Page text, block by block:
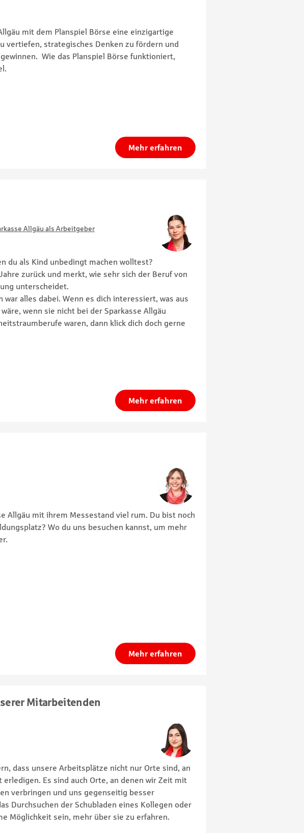
mit dem Planspiel Börse eine einzigartige
vertiefen, strategisches Denken zu fördern und
Wie das Planspiel Börse funktioniert,
Mehr erfahren
Allgäu als Arbeitgeber
du als Kind unbedingt machen wolltest?
zurück und merkt, wie sehr sich der Beruf von
unterscheidet.
war alles dabei. Wenn es dich interessiert, was aus
wenn sie nicht bei der Sparkasse Allgäu
waren, dann klick dich doch gerne
Mehr erfahren
Allgäu mit ihrem Messestand viel rum. Du bist noch
Wo du uns besuchen kannst, um mehr
Mehr erfahren
Mitarbeitenden
dass unsere Arbeitsplätze nicht nur Orte sind, an
Es sind auch Orte, an denen wir Zeit mit
verbringen und uns gegenseitig besser
Durchsuchen der Schubladen eines Kollegen oder
Möglichkeit sein, mehr über sie zu erfahren.